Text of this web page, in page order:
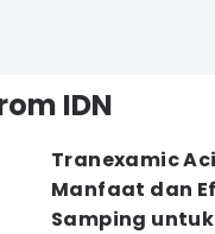
IDN
Tranexamic
Manfaat dan
Samping untuk